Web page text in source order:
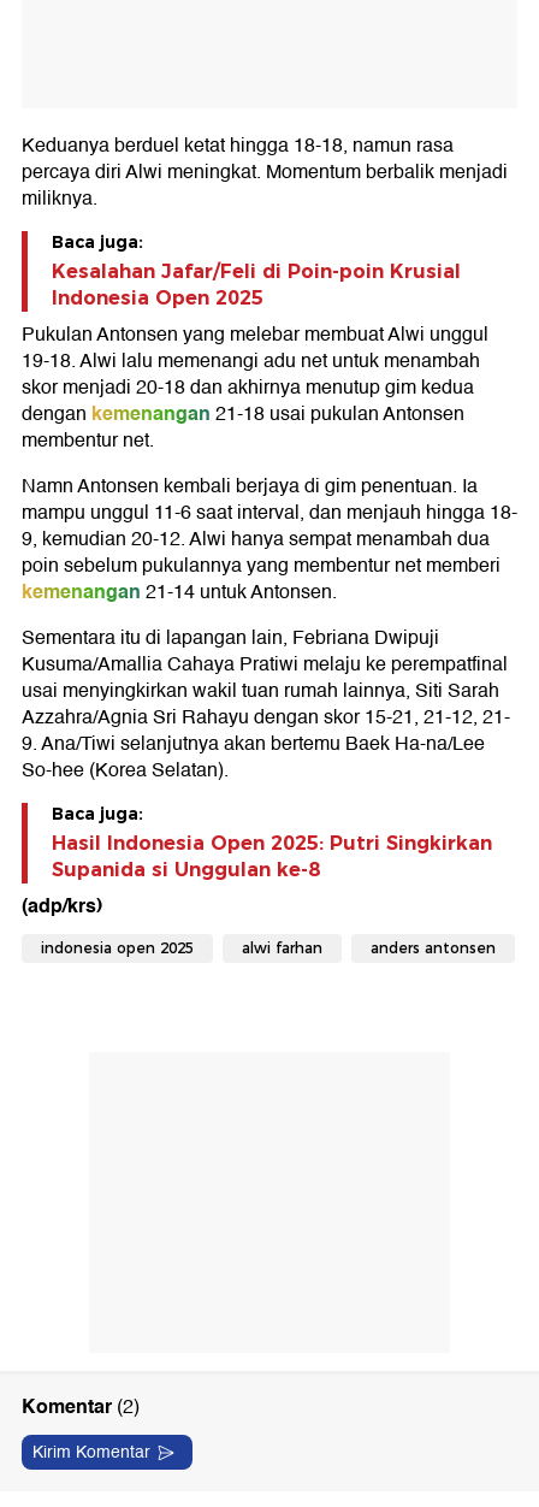
Keduanya berduel ketat hingga 18-18, namun rasa
percaya diri Alwi meningkat. Momentum berbalik menjadi
miliknya.
Baca juga:
Kesalahan Jafar/Feli di Poin-poin Krusial
Indonesia Open 2025
Pukulan Antonsen yang melebar membuat Alwi unggul
19-18. Alwi lalu memenangi adu net untuk menambah
skor menjadi 20-18 dan akhirnya menutup gim kedua
dengan kemenangan21-18 usai pukulan Antonsen
membentur net.
Namn Antonsen kembali berjaya di gim penentuan. Ia
mampu unggul 11-6 saat interval, dan menjauh hingga 18-
9, kemudian 20-12. Alwi hanya sempat menambah dua
poin sebelum pukulannya yang membentur net memberi
kemenangan21-14 untuk Antonsen.
Sementara itu di lapangan lain, Febriana Dwipuji
Kusuma/Amallia Cahaya Pratiwi melaju ke perempatfinal
usai menyingkirkan wakil tuan rumah lainnya, Siti Sarah
Azzahra/Agnia Sri Rahayu dengan skor 15-21, 21-12, 21-
9. Ana/Tiwi selanjutnya akan bertemu Baek Ha-na/Lee
So-hee (Korea Selatan).
Baca juga:
Hasil Indonesia Open 2025: Putri Singkirkan
Supanida si Unggulan ke-8
(adp/krs)
indonesia open 2025 alwi farhan anders antonsen